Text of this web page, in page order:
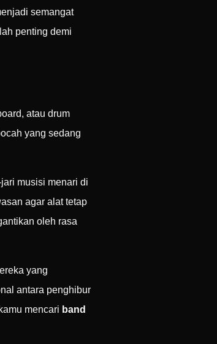
semangat
penting demi
atau drum
yang sedang
musisi menari di
agar alat tetap
oleh rasa
yang
antara penghibur
mencari band